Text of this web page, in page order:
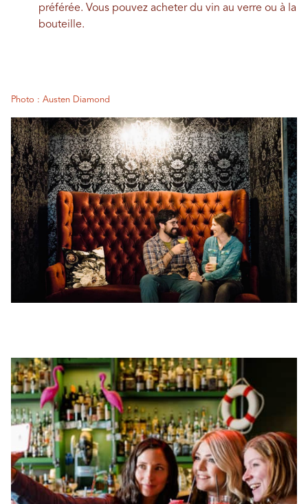
préférée. Vous pouvez acheter du vin au verre ou à la
bouteille.
Photo : Austen Diamond